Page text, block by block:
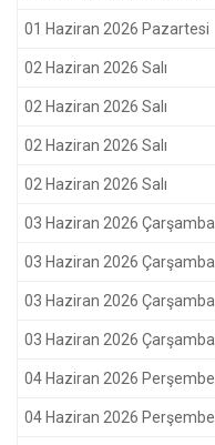
01 Haziran 2026 Pazartesi
02 Haziran 2026 Salı
02 Haziran 2026 Salı
02 Haziran 2026 Salı
02 Haziran 2026 Salı
03 Haziran 2026 Çarşamba
03 Haziran 2026 Çarşamba
03 Haziran 2026 Çarşamba
03 Haziran 2026 Çarşamba
04 Haziran 2026 Perşembe
04 Haziran 2026 Perşembe